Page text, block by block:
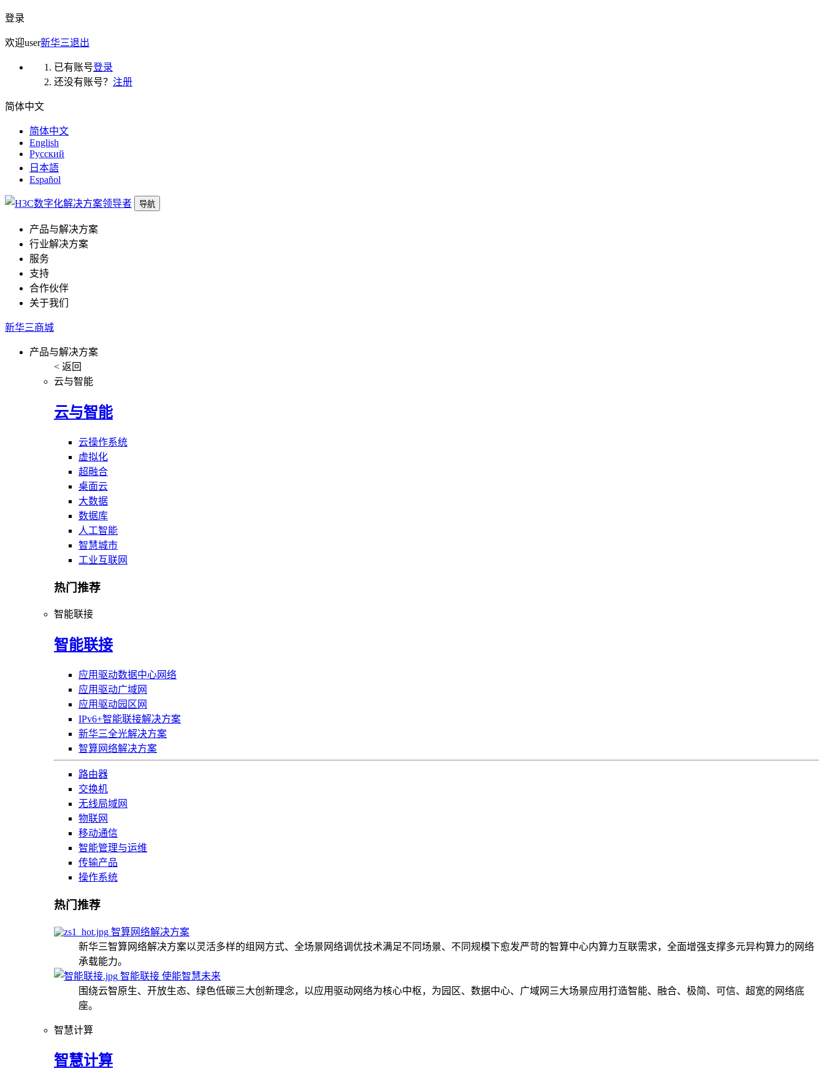
登录
欢迎user新华三退出
已有账号登录
还没有账号？ 注册
简体中文
简体中文
English
Русский
日本語
Español
导航
产品与解决方案
行业解决方案
服务
支持
合作伙伴
关于我们
新华三商城
产品与解决方案
< 返回
云与智能
云与智能
云操作系统
虚拟化
超融合
桌面云
大数据
数据库
人工智能
智慧城市
工业互联网
热门推荐
智能联接
智能联接
应用驱动数据中心网络
应用驱动广域网
应用驱动园区网
IPv6+智能联接解决方案
新华三全光解决方案
智算网络解决方案
路由器
交换机
无线局域网
物联网
移动通信
智能管理与运维
传输产品
操作系统
热门推荐
智算网络解决方案
新华三智算网络解决方案以灵活多样的组网方式、全场景网络调优技术满足不同场景、不同规模下愈发严苛的智算中心内算力互联需求，全面增强支撑多元异构算力的网络
承载能力。
智能联接 使能智慧未来
围绕云智原生、开放生态、绿色低碳三大创新理念，以应用驱动网络为核心中枢，为园区、数据中心、广域网三大场景应用打造智能、融合、极简、可信、超宽的网络底
座。
智慧计算
智慧计算